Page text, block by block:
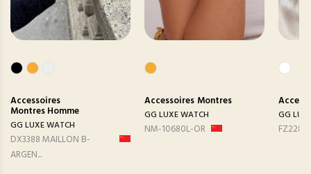
Accessoires
Montres Homme
GG LUXE WATCH
DX3388 MAILLON B-
ARGEN...
Accessoires Montres
GG LUXE WATCH
NM-10680L-OR
GG
FZ2282